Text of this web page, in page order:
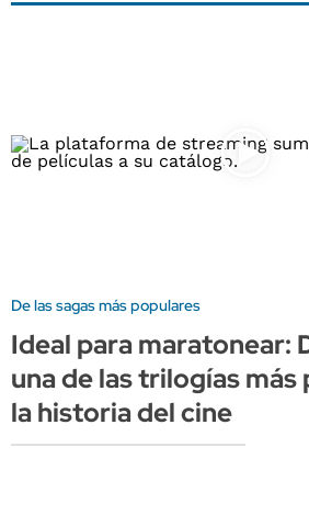
De las sagas más populares
Ideal para maratonear:
una de las trilogías más
la historia del cine